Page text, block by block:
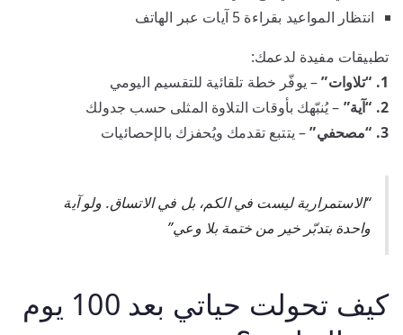
انتظار المواعيد بقراءة 5 آيات عبر الهاتف
تطبيقات مفيدة لدعمك:
1. “تلاوات”
– يوفّر خطة تلقائية للتقسيم اليومي
2. “آية”
– يُنبّهك بأوقات التلاوة المثلى حسب جدولك
3. “مصحفي”
– يتتبع تقدمك ويُحفزك بالإحصائيات
“الاستمرارية ليست في الكم، بل في الاتساق. ولو آية
واحدة بتدبّر خير من ختمة بلا وعي”
كيف تحولت حياتي بعد 100 يوم